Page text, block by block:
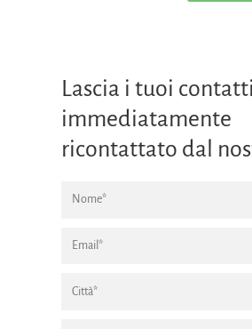
Lascia i tuoi
immediatamente
ricontattato dal